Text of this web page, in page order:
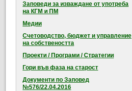
Заповеди за изваждане от употреба
на КГМ и ПМ
Медии
Счетоводство, бюджет и управление
на собствеността
Проекти / Програми / Стратегии
Гори във фаза на старост
Документи по Заповед
№576/22.04.2016